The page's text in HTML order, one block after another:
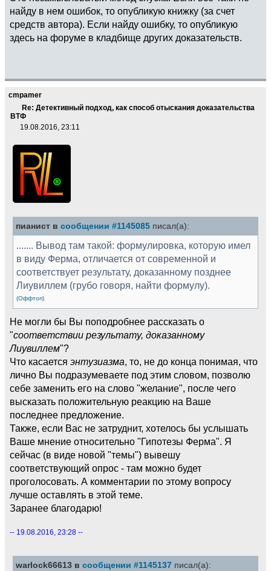
найду в нем ошибок, то опубликую книжку (за счет
средств автора). Если найду ошибку, то опубликую
здесь на форуме в кладбище других доказательств.
cmpamer
Re: Детективный подход, как способ отыскания доказательства
ВТФ
19.08.2016, 23:11
пианист в сообщении #1145085 писал(а):
....... Вывод там такой: формулировка, которую имел
в виду Ферма, отличается от современной и
соответствует результату, доказанному позднее
Лиувиллем (грубо говоря, найти формулу).
(Оффтоп)
Не могли бы Вы поподробнее рассказать о
"соответствии результату, доказанному
Лиувиллем"?
Что касается энтузиазма, то, не до конца понимая, что
лично Вы подразумеваете под этим словом, позволю
себе заменить его на слово "желание", после чего
высказать положительную реакцию на Ваше
последнее предложение.
Также, если Вас не затруднит, хотелось бы услышать
Ваше мнение относительно "Гипотезы Ферма". Я
сейчас (в виде новой "темы") вывешу
соответствующий опрос - там можно будет
проголосовать. А комментарии по этому вопросу
лучше оставлять в этой теме.
Заранее благодарю!
-- 19.08.2016, 23:28 --
warlock66613 в сообщении #1145137 писал(а):